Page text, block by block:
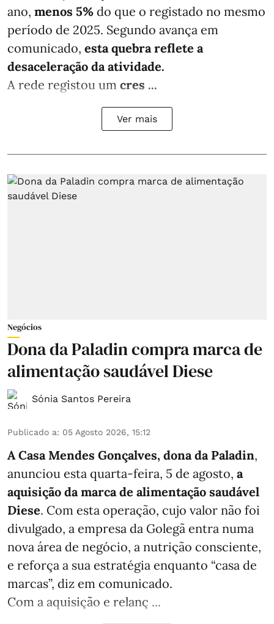
ano, menos 5% do que o registado no mesmo
período de 2025. Segundo avança em
comunicado, esta quebra reflete a
desaceleração da atividade.
A rede registou um cres ...
Ver mais
Negócios
Dona da Paladin compra marca de
alimentação saudável Diese
Sónia Santos Pereira
Publicado a: 05 Agosto 2026, 15:12
A Casa Mendes Gonçalves, dona da Paladin,
anunciou esta quarta-feira, 5 de agosto, a
aquisição da marca de alimentação saudável
Diese. Com esta operação, cujo valor não foi
divulgado, a empresa da Golegã entra numa
nova área de negócio, a nutrição consciente,
e reforça a sua estratégia enquanto “casa de
marcas”, diz em comunicado.
Com a aquisição e relanç ...